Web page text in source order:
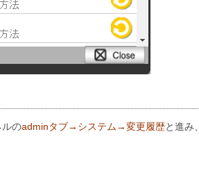
のadminタブ→システム→変更履歴と進み、